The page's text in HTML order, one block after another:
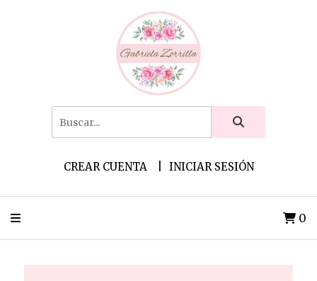
CREAR CUENTA INICIAR SESIÓN
0